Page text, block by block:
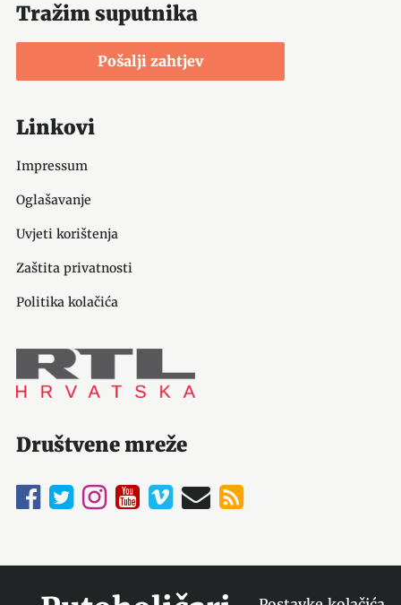
Tražim suputnika
Pošalji zahtjev
Linkovi
Impressum
Oglašavanje
Uvjeti korištenja
Zaštita privatnosti
Politika kolačića
Društvene mreže